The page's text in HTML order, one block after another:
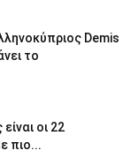
Demis
το
οι 22
πιο...